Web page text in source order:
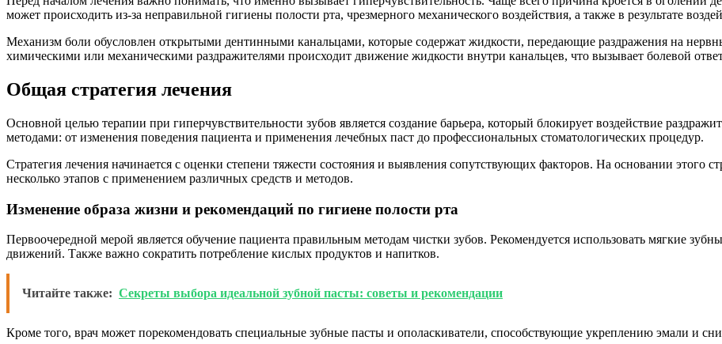
может происходить из-за неправильной гигиены полости рта, чрезмерного механического воздействия, а также в результате
Механизм боли обусловлен открытыми дентинными канальцами, которые содержат жидкости, передающие раздражения на
химическими или механическими раздражителями происходит движение жидкости внутри канальцев, что вызывает болевой
Общая стратегия лечения
Основной целью терапии при гиперчувствительности зубов является создание барьера, который блокирует воздействие
методами: от изменения поведения пациента и применения лечебных паст до профессиональных стоматологических процедур.
Стратегия лечения начинается с оценки степени тяжести состояния и выявления сопутствующих факторов. На основании этого
несколько этапов с применением различных средств и методов.
Изменение образа жизни и рекомендаций по гигиене полости рта
Первоочередной мерой является обучение пациента правильным методам чистки зубов. Рекомендуется использовать мягкие
движений. Также важно сократить потребление кислых продуктов и напитков.
Читайте также: Секреты выбора идеальной зубной пасты: советы и рекомендации
Кроме того, врач может порекомендовать специальные зубные пасты и ополаскиватели, способствующие укреплению эмали и